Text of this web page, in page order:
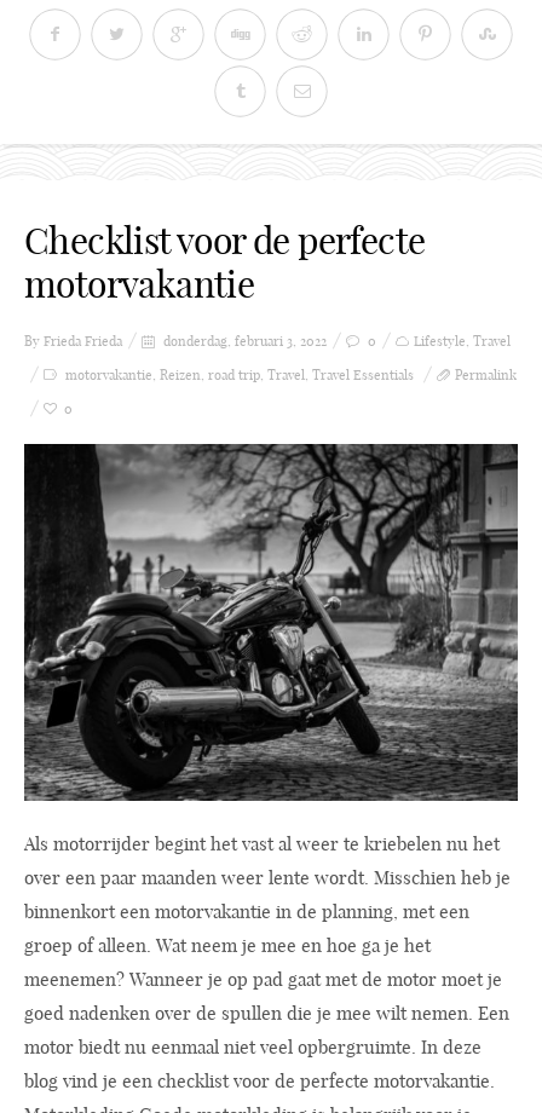
Checklist voor de perfecte
motorvakantie
By Frieda Frieda donderdag, februari 3, 2022 0 Lifestyle, Travel
motorvakantie, Reizen, road trip, Travel, Travel Essentials
Permalink
0
Als motorrijder begint het vast al weer te kriebelen nu het
over een paar maanden weer lente wordt. Misschien heb je
binnenkort een motorvakantie in de planning, met een
groep of alleen. Wat neem je mee en hoe ga je het
meenemen? Wanneer je op pad gaat met de motor moet je
goed nadenken over de spullen die je mee wilt nemen. Een
motor biedt nu eenmaal niet veel opbergruimte. In deze
blog vind je een checklist voor de perfecte motorvakantie.